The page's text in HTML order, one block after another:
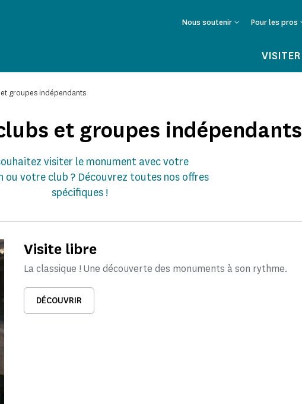
Nous soutenir Pour les pros
VISITER
groupes indépendants
et groupes indépendants
visiter le monument avec votre
ou votre club ? Découvrez toutes nos offres
spécifiques !
Visite libre
La classique ! Une découverte des monuments à son rythme.
DÉCOUVRIR